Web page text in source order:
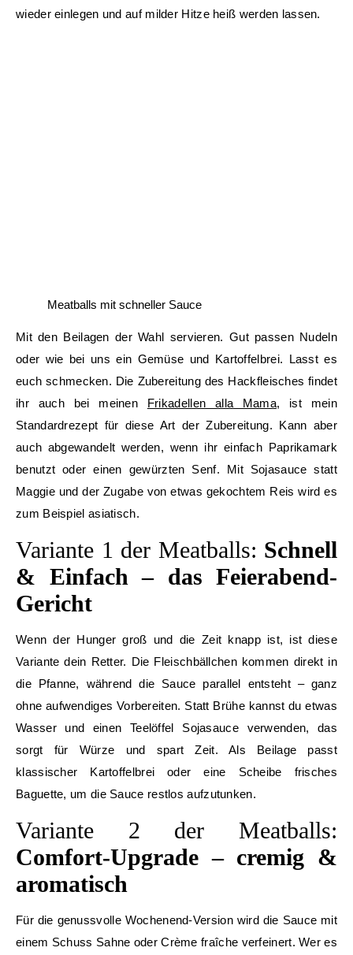
wieder einlegen und auf milder Hitze heiß werden lassen.
Meatballs mit schneller Sauce
Mit den Beilagen der Wahl servieren. Gut passen Nudeln
oder wie bei uns ein Gemüse und Kartoffelbrei. Lasst es
euch schmecken. Die Zubereitung des Hackfleisches findet
ihr auch bei meinen Frikadellen alla Mama, ist mein
Standardrezept für diese Art der Zubereitung. Kann aber
auch abgewandelt werden, wenn ihr einfach Paprikamark
benutzt oder einen gewürzten Senf. Mit Sojasauce statt
Maggie und der Zugabe von etwas gekochtem Reis wird es
zum Beispiel asiatisch.
Variante 1 der Meatballs: Schnell
& Einfach – das Feierabend-
Gericht
Wenn der Hunger groß und die Zeit knapp ist, ist diese
Variante dein Retter. Die Fleischbällchen kommen direkt in
die Pfanne, während die Sauce parallel entsteht – ganz
ohne aufwendiges Vorbereiten. Statt Brühe kannst du etwas
Wasser und einen Teelöffel Sojasauce verwenden, das
sorgt für Würze und spart Zeit. Als Beilage passt
klassischer Kartoffelbrei oder eine Scheibe frisches
Baguette, um die Sauce restlos aufzutunken.
Variante 2 der Meatballs:
Comfort-Upgrade – cremig &
aromatisch
Für die genussvolle Wochenend-Version wird die Sauce mit
einem Schuss Sahne oder Crème fraîche verfeinert. Wer es